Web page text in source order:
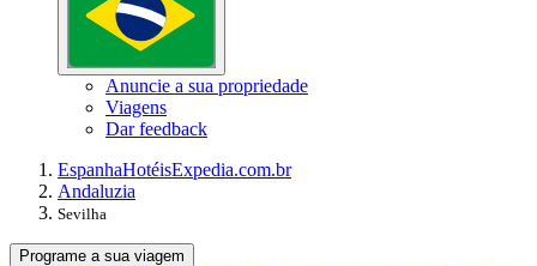
Anuncie a sua propriedade
Viagens
Dar feedback
EspanhaHotéisExpedia.com.br
Andaluzia
Sevilha
Programe a sua viagem